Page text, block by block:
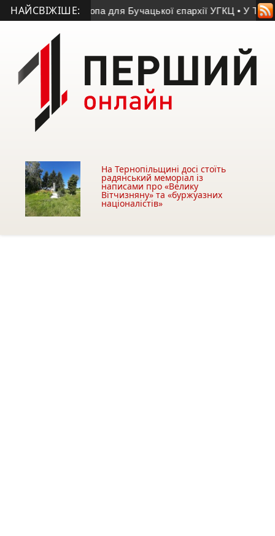
НАЙСВІЖІШЕ:
обрав єпископа для Бучацької єпархії УГКЦ • У Тернополі
На Тернопільщині досі стоїть
радянський меморіал із
написами про «Велику
Вітчизняну» та «буржуазних
націоналістів»